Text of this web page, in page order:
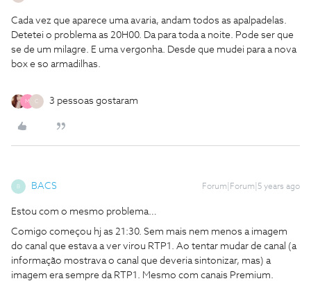
Cada vez que aparece uma avaria, andam todos as apalpadelas.
Detetei o problema as 20H00. Da para toda a noite. Pode ser que
se de um milagre. E uma vergonha. Desde que mudei para a nova
box e so armadilhas.
M C 3 pessoas gostaram
B BACS Forum|Forum|5 years ago
Estou com o mesmo problema…
Comigo começou hj as 21:30. Sem mais nem menos a imagem
do canal que estava a ver virou RTP1. Ao tentar mudar de canal (a
informação mostrava o canal que deveria sintonizar, mas) a
imagem era sempre da RTP1. Mesmo com canais Premium.